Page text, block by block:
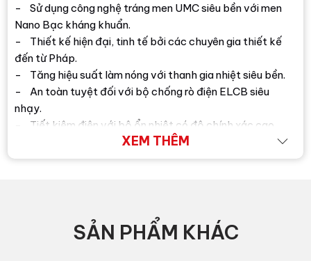
- Sử dụng công nghệ tráng men UMC siêu bền với men
Nano Bạc kháng khuẩn.
- Thiết kế hiện đại, tinh tế bởi các chuyên gia thiết kế
đến từ Pháp.
- Tăng hiệu suất làm nóng với thanh gia nhiệt siêu bền.
- An toàn tuyệt đối với bộ chống rò điện ELCB siêu
nhạy.
- Tiết kiệm điện với bộ ổn nhiệt có độ chính xác cao
- Van an toàn nhập khẩu từ Ý.
- Lần đầu tiên trên thị trường, bạn bắt gặp một thương
XEM THÊM
SẢN PHẨM KHÁC